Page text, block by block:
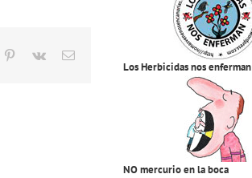
Pinterest
Vk
Correo
electrónicoLos Herbicidas nos enferman
NO mercurio en la boca